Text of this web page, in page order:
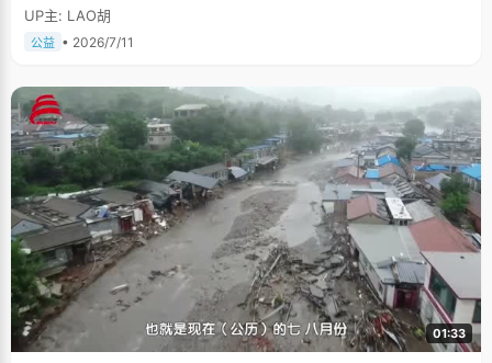
UP主: LAO胡
公益 • 2026/7/11
01:33